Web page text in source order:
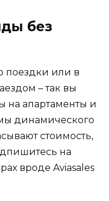
без
поездки или в
– так вы
на апартаменты и
динамического
стоимость,
на
вроде Aviasales